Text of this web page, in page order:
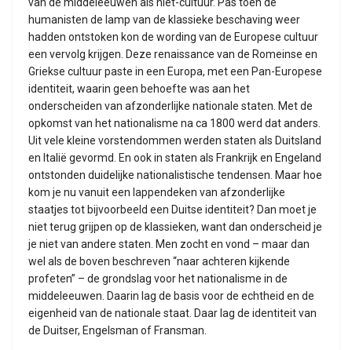
humanisten de lamp van de klassieke beschaving weer
hadden ontstoken kon de wording van de Europese cultuur
een vervolg krijgen. Deze renaissance van de Romeinse en
Griekse cultuur paste in een Europa, met een Pan-Europese
identiteit, waarin geen behoefte was aan het
onderscheiden van afzonderlijke nationale staten. Met de
opkomst van het nationalisme na ca 1800 werd dat anders.
Uit vele kleine vorstendommen werden staten als Duitsland
en Italië gevormd. En ook in staten als Frankrijk en Engeland
ontstonden duidelijke nationalistische tendensen. Maar hoe
kom je nu vanuit een lappendeken van afzonderlijke
staatjes tot bijvoorbeeld een Duitse identiteit? Dan moet je
niet terug grijpen op de klassieken, want dan onderscheid je
je niet van andere staten. Men zocht en vond – maar dan
wel als de boven beschreven “naar achteren kijkende
profeten” – de grondslag voor het nationalisme in de
middeleeuwen. Daarin lag de basis voor de echtheid en de
eigenheid van de nationale staat. Daar lag de identiteit van
de Duitser, Engelsman of Fransman.